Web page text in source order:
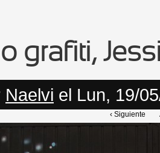
grafiti,
Naelvi el Lun, 19/
‹ Siguiente